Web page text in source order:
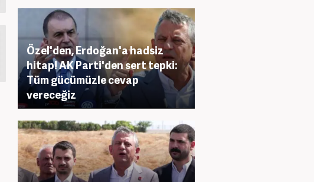
Özel'den, Erdoğan'a hadsiz
hitap! AK Parti'den sert tepki:
Tüm gücümüzle cevap
vereceğiz